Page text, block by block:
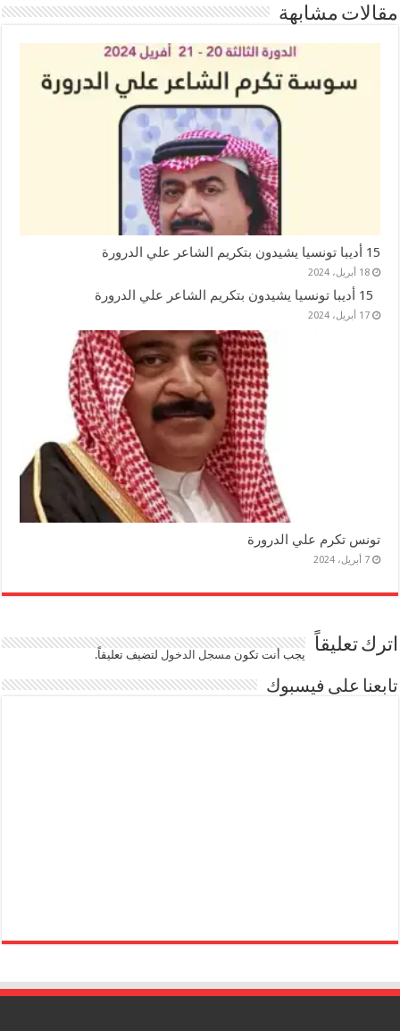
مقالات مشابهة
15 أديبا تونسيا يشيدون بتكريم الشاعر علي الدرورة
18 أبريل، 2024
17 أبريل، 2024
تونس تكرم علي الدرورة
7 أبريل، 2024
اترك تعليقاً يجب أنت تكون مسجل الدخوللتضيف تعليقاً.
تابعنا على فيسبوك